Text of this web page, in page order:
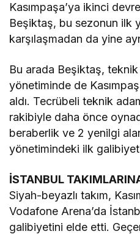
Kasımpaşa’ya ikinci
Beşiktaş, bu sezonun ilk
karşılaşmadan da yine
Bu arada Beşiktaş,
yönetiminde de
aldı. Tecrübeli teknik
rakibiyle daha önce
beraberlik ve 2 yenilgi
yönetimindeki ilk
İSTANBUL
Siyah-beyazlı takım,
Vodafone Arena’da
galibiyetini elde etti.